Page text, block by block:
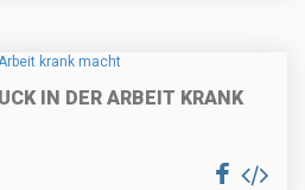
IN DER ARBEIT KRANK